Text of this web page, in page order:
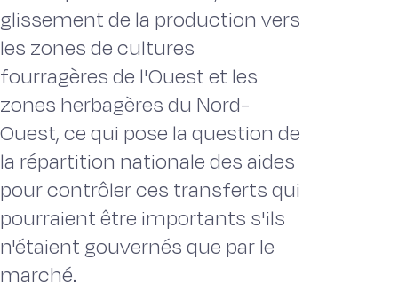
glissement de la production vers
les zones de cultures
fourragères de l'Ouest et les
zones herbagères du Nord-
Ouest, ce qui pose la question de
la répartition nationale des aides
pour contrôler ces transferts qui
pourraient être importants s'ils
n'étaient gouvernés que par le
marché.